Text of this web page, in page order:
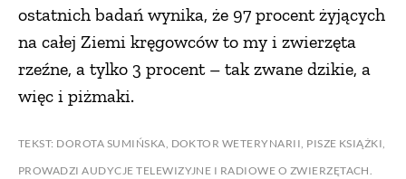
ostatnich badań wynika, że 97 procent żyjących
na całej Ziemi kręgowców to my i zwierzęta
rzeźne, a tylko 3 procent – tak zwane dzikie, a
więc i piżmaki.
TEKST: DOROTA SUMIŃSKA, DOKTOR WETERYNARII, PISZE KSIĄŻKI,
PROWADZI AUDYCJE TELEWIZYJNE I RADIOWE O ZWIERZĘTACH.